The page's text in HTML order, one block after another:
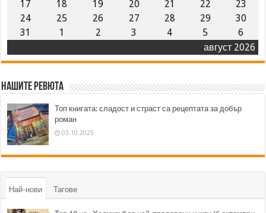
август 2026
17
18 19 20 21 22
23
24
25 26 27 28 29
30
31
1 2 3 4 5 6
Нашите ревюта
Топ книгата: сладост и страст са рецептата за добър
роман
03.10.2025
Най-нови Тагове